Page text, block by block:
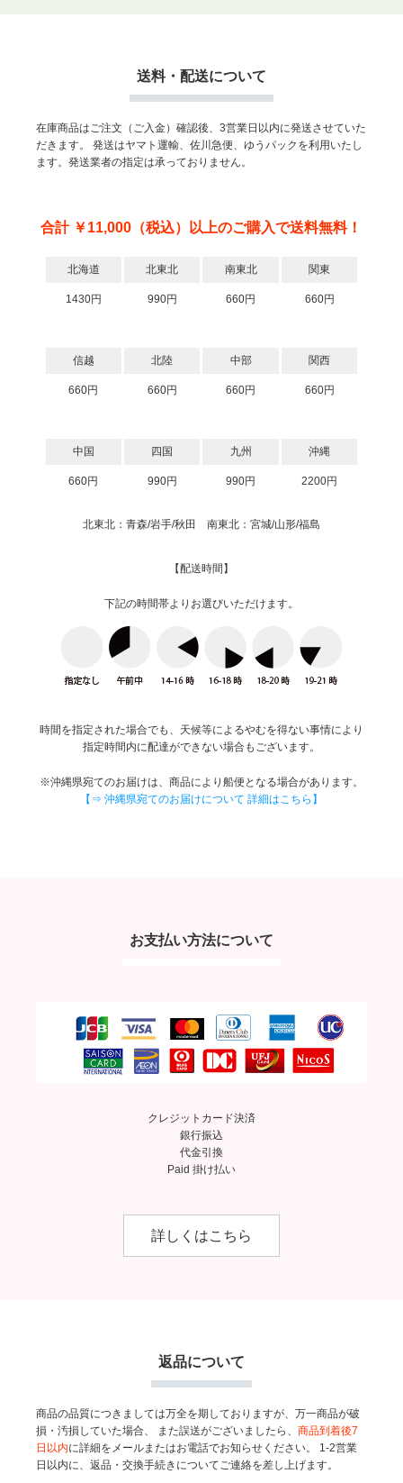
送料・配送について
在庫商品はご注文（ご入金）確認後、3営業日以内に発送させていた
だきます。
発送はヤマト運輸、佐川急便、ゆうパックを利用いたし
ます。発送業者の指定は承っておりません。
合計 ￥11,000（税込）以上のご購入で送料無料！
北海道 北東北 南東北 関東
1430円 990円 660円 660円
信越 北陸 中部 関西
660円 660円 660円 660円
中国 四国 九州 沖縄
660円 990円 990円 2200円
北東北：青森/岩手/秋田 南東北：宮城/山形/福島
【配送時間】
下記の時間帯よりお選びいただけます。
時間を指定された場合でも、天候等によるやむを得ない事情により
指定時間内に配達ができない場合もございます。
※沖縄県宛てのお届けは、商品により船便となる場合があります。
【⇒ 沖縄県宛てのお届けについて 詳細はこちら】
お支払い方法について
クレジットカード決済
銀行振込
代金引換
Paid 掛け払い
詳しくはこちら
返品について
商品の品質につきましては万全を期しておりますが、万一商品が破
損・汚損していた場合、
また誤送がございましたら、商品到着後7
日以内に詳細をメールまたはお電話でお知らせください。
1-2営業
日以内に、返品・交換手続きについてご連絡を差し上げます。